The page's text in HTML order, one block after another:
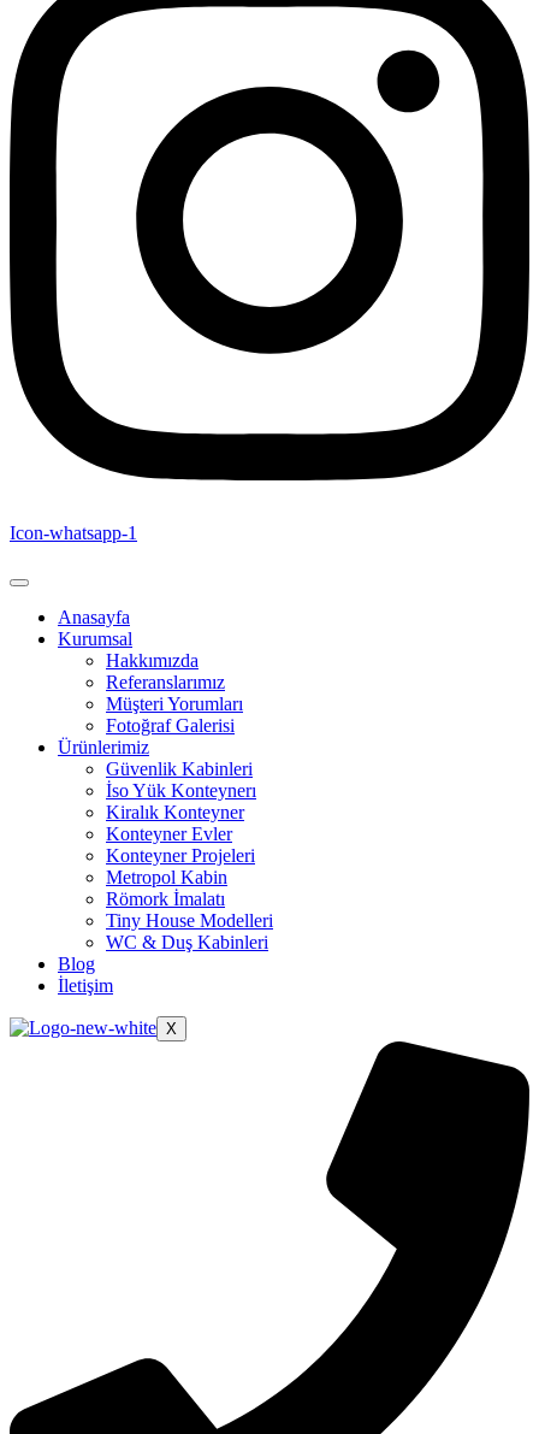
Icon-whatsapp-1
Anasayfa
Kurumsal
Hakkımızda
Referanslarımız
Müşteri Yorumları
Fotoğraf Galerisi
Ürünlerimiz
Güvenlik Kabinleri
İso Yük Konteynerı
Kiralık Konteyner
Konteyner Evler
Konteyner Projeleri
Metropol Kabin
Römork İmalatı
Tiny House Modelleri
WC & Duş Kabinleri
Blog
İletişim
X